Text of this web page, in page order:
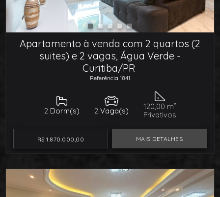
Apartamento à venda com 2 quartos (2
suites) e 2 vagas, Água Verde -
Curitiba/PR
Referência 1841
2 Dorm(s) 2 Vaga(s)
120,00 m²
Privativos
R$ 1.870.000,00 MAIS DETALHES